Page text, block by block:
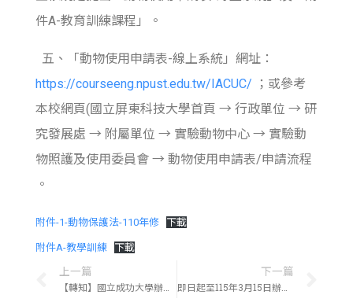
件A-教育訓練課程」。
五、「動物使用申請表-線上系統」網址：
https://courseeng.npust.edu.tw/IACUC/ ；或參考
本校網頁(國立屏東科技大學首頁 → 行政單位 → 研
究發展處 → 附屬單位 → 實驗動物中心 → 實驗動
物照護及使用委員會 → 動物使用申請表/申請流程
。
附件-1-動物保護法-110年修 下載
附件A-教學訓練 下載
上一篇
【轉知】國立成功大學辦理「動物試驗到學術誠信與責任 從農場動物、伴侶動物、與實驗動物說起」講座，誠摯邀請所屬教職員生報名參加。
下一篇
即日起至115年3月15日辦理114年第二學期「實驗動物及人道管理訓練-基礎課程」(線上)-第1梯次，請有意進行實驗動物的教職員生，請參加本次課程。